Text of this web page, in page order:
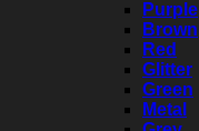
Purple
Brown
Red
Glitter
Green
Metal